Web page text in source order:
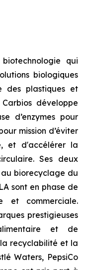
qui
biologiques
des plastiques et
développe
d’enzymes pour
mission d’éviter
et d'accélérer la
Ses deux
biorecyclage du
sont en phase de
et commerciale.
prestigieuses
et de
la recyclabilité et la
Waters, PepsiCo